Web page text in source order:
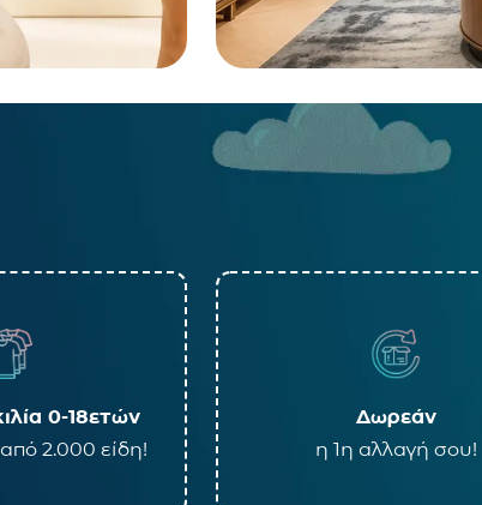
0-18ετών
2.000 είδη!
Δωρεάν
η 1η αλλαγή σου!